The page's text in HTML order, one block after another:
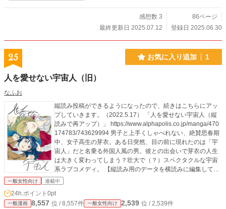
感想数 3
86ページ
最終更新日 2025.07.12
登録日 2025.06.30
25 お気に入り追加 1
人を愛せない宇宙人（旧）
なふお
縦読み投稿ができるようになったので、続きはこちらにアッ
プしていきます。（2022.5.17） 「人を愛せない宇宙人（縦
読みで再アップ）」 https://www.alphapolis.co.jp/manga/470
174783/743629994 男子と上手くしゃべれない、絶賛思春期
中、女子高生の芽衣。ある日突然、目の前に現れたのは「宇
宙人」だと名乗る外国人風の男。彼との出会いで芽衣の人生
は大きく変わってしまう？壮大で（？）スペクタクルな宇宙
系ラブコメディ。 【縦読み用のデータを横読みに編集してい
るため、縦長な画面となっています。ご了承くださいま
一般女性向け 連載中
24h.ポイント 0pt
一般漫画 8,557 位 / 8,557件 一般女性向け 2,539 位 / 2,539件